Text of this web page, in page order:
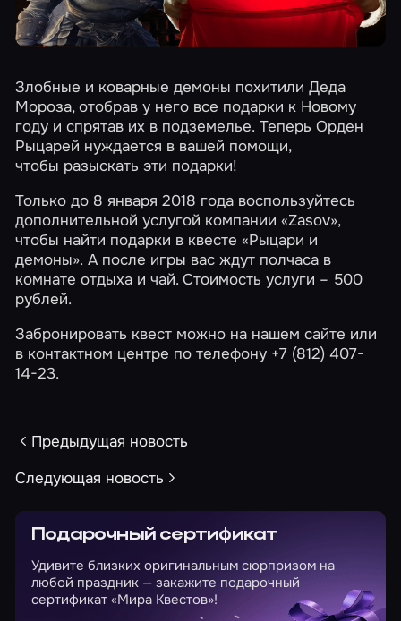
Злобные и коварные демоны похитили Деда
Мороза, отобрав у него все подарки к Новому
году и спрятав их в подземелье. Теперь Орден
Рыцарей нуждается в вашей помощи,
чтобы разыскать эти подарки!
Только до 8 января 2018 года воспользуйтесь
дополнительной услугой компании«Zasov»,
чтобы найти подарки в квесте«Рыцари и
демоны». А после игры вас ждут полчаса в
комнате отдыха и чай. Стоимость услуги – 500
рублей.
Забронировать квест можно на нашем сайте или
в контактном центре по телефону +7 (812) 407-
14-23.
Предыдущая новость
Следующая новость
Подарочный сертификат
Удивите близких оригинальным сюрпризом на
любой праздник — закажите подарочный
сертификат «Мира Квестов»!